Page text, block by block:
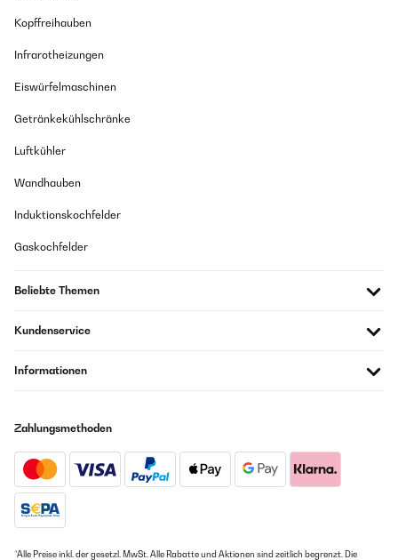
Kopffreihauben
Infrarotheizungen
Eiswürfelmaschinen
Getränkekühlschränke
Luftkühler
Wandhauben
Induktionskochfelder
Gaskochfelder
Beliebte Themen
Kundenservice
Informationen
Zahlungsmethoden
*Alle Preise inkl. der gesetzl. MwSt. Alle Rabatte und Aktionen sind zeitlich begrenzt. Die